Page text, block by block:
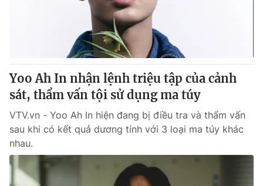
Yoo Ah In nhận lệnh triệu tập của cảnh
sát, thẩm vấn tội sử dụng ma túy
VTV.vn - Yoo Ah In hiện đang bị điều tra và thẩm vấn
sau khi có kết quả dương tính với 3 loại ma túy khác
nhau.